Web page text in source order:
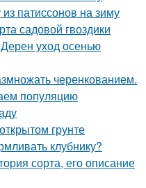
патиссонов на зиму
садовой гвоздики
уход осенью
черенкованием.
популяцию
грунте
клубнику?
сорта, его описание